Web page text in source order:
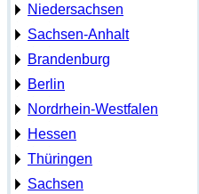
Niedersachsen
Sachsen-Anhalt
Brandenburg
Berlin
Nordrhein-Westfalen
Hessen
Thüringen
Sachsen